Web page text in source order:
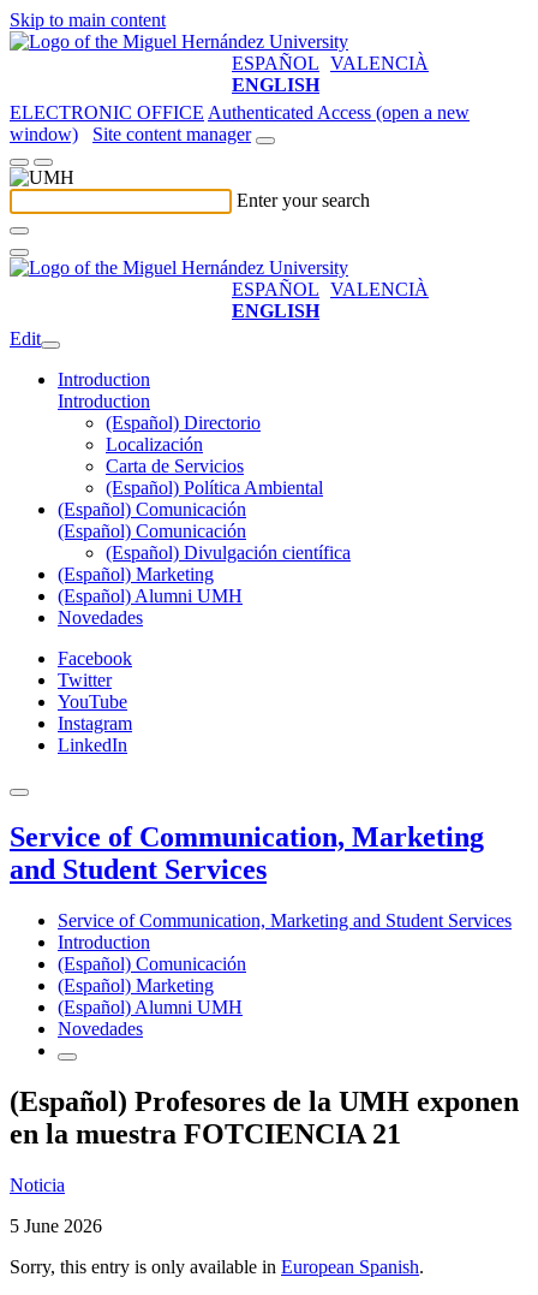
Skip to main content
ESPAÑOL VALENCIÀ
ENGLISH
ELECTRONIC OFFICE Authenticated Access (open a new
window)
Site content manager
Enter your search
ESPAÑOL VALENCIÀ
ENGLISH
Edit
Introduction
Introduction
(Español) Directorio
Localización
Carta de Servicios
(Español) Política Ambiental
(Español) Comunicación
(Español) Comunicación
(Español) Divulgación científica
(Español) Marketing
(Español) Alumni UMH
Novedades
Facebook
Twitter
YouTube
Instagram
LinkedIn
Service of Communication, Marketing
and Student Services
Service of Communication, Marketing and Student Services
Introduction
(Español) Comunicación
(Español) Marketing
(Español) Alumni UMH
Novedades
(Español) Profesores de la UMH exponen
en la muestra FOTCIENCIA 21
Noticia
5 June 2026
Sorry, this entry is only available in European Spanish.